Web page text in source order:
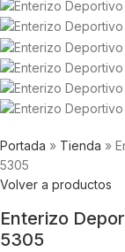
Portada » Tienda »
5305
Volver a productos
Enterizo
5305